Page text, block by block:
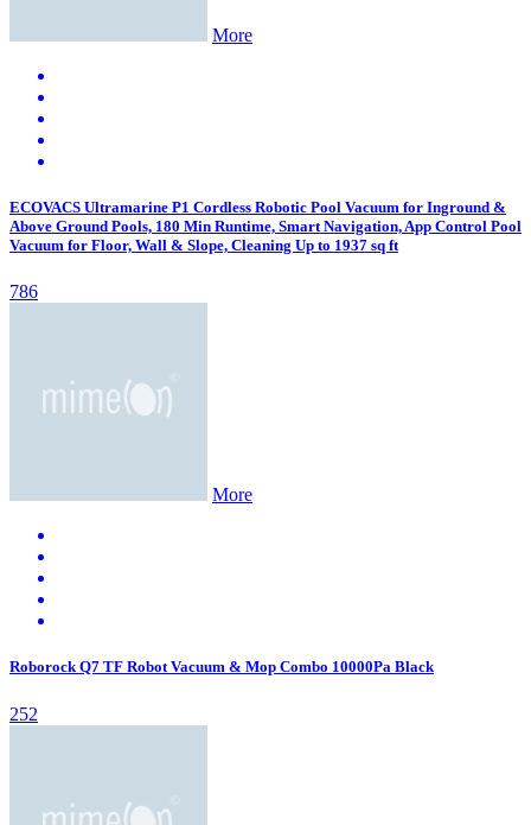
More
ECOVACS Ultramarine P1 Cordless Robotic Pool Vacuum for Inground &
Above Ground Pools, 180 Min Runtime, Smart Navigation, App Control Pool
Vacuum for Floor, Wall & Slope, Cleaning Up to 1937 sq ft
786
More
Roborock Q7 TF Robot Vacuum & Mop Combo 10000Pa Black
252